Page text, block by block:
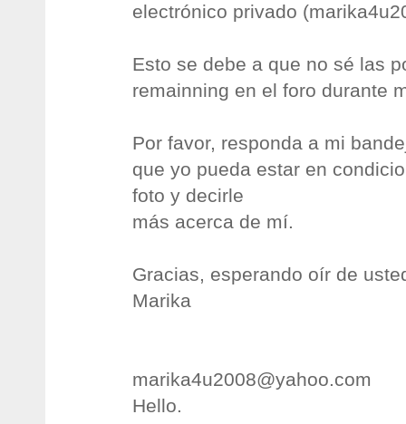
electrónico privado (
Esto se debe a que no sé las
remainning en el foro durante
Por favor, responda a mi
que yo pueda estar en
foto y decirle
más acerca de mí.
Gracias, esperando oír de
Marika
marika4u2008@yahoo.com
Hello.